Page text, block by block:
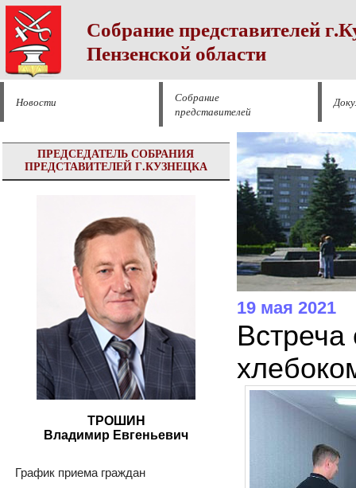
Собрание представителей
Пензенской области
Новости
Собрание
представителей
ПРЕДСЕДАТЕЛЬ СОБРАНИЯ
ПРЕДСТАВИТЕЛЕЙ Г.КУЗНЕЦКА
ТРОШИН
Владимир Евгеньевич
График приема граждан
19 мая 2021